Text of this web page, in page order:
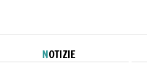
NOTIZIE